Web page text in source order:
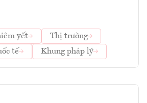
yết
Thị trường
tế Khung pháp lý